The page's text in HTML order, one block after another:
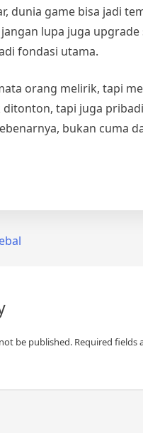
dunia game bisa jadi
lupa juga
fondasi utama.
orang melirik, tapi
ditonton, tapi juga
bukan cuma
be published. Required fields